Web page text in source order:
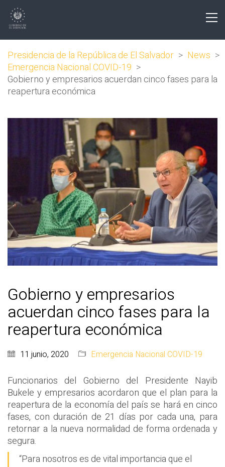
Presidencia de la República de El Salvador > News >
Emergencia Nacional COVID-19 >
Gobierno y empresarios acuerdan cinco fases para la
reapertura económica
Gobierno y empresarios
acuerdan cinco fases para la
reapertura económica
11 junio, 2020 Emergencia Nacional COVID-19
Funcionarios del Gobierno del Presidente Nayib
Bukele y empresarios acordaron que el plan para la
reapertura de la economía del país se hará en cinco
fases, con duración de 21 días por cada una, para
retornar a la nueva normalidad de forma ordenada y
segura.
“Para nosotros es de vital importancia que el